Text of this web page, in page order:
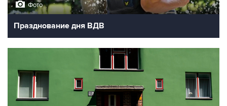
Фото
Празднование дня ВДВ